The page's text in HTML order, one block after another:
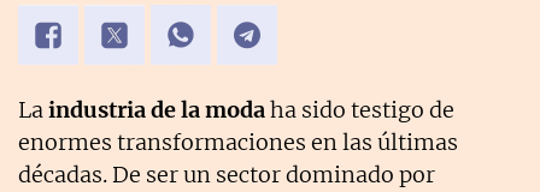
Laindustria de la modaha sido testigo de
enormes transformaciones en las últimas
décadas. De ser un sector dominado por